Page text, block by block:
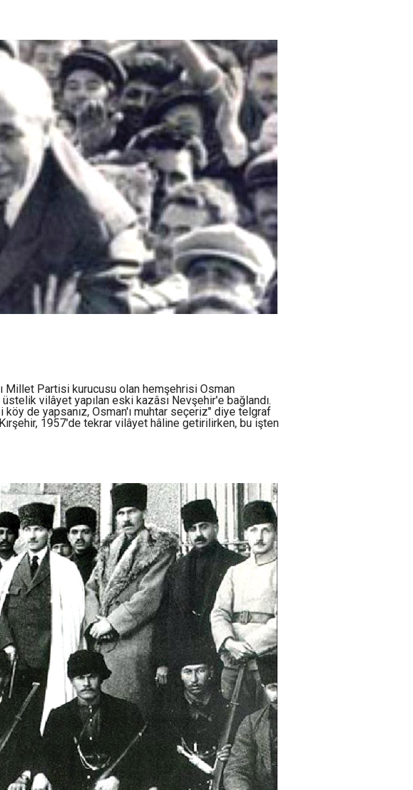
Millet Partisi kurucusu olan hemşehrisi Osman
vilâyet yapılan eski kazâsı Nevşehir'e bağlandı.
de yapsanız, Osman'ı muhtar seçeriz" diye telgraf
1957'de tekrar vilâyet hâline getirilirken, bu işten